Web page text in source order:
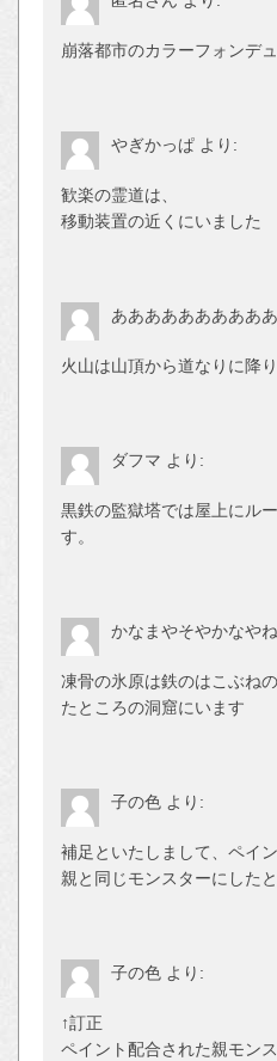
崩落都市のカラーフォンデ
やぎかっぱ より:
歓楽の霊道は、
移動装置の近くにいました
あああああああああ
火山は山頂から道なりに降
ダフマ より:
黒鉄の監獄塔では屋上にル
す。
かなまやそやかなや
凍骨の氷原は鉄のはこぶね
たところの洞窟にいます
子の色 より:
補足といたしまして、ペイ
親と同じモンスターにした
子の色 より:
↑訂正
ペイント配合された親モン